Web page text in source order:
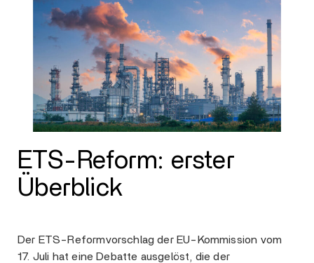
ETS-Reform: erster
Überblick
Der ETS-Reformvorschlag der EU-Kommission vom
17. Juli hat eine Debatte ausgelöst, die der